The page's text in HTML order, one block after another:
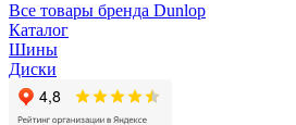
Все товары бренда Dunlop
Каталог
Шины
Диски